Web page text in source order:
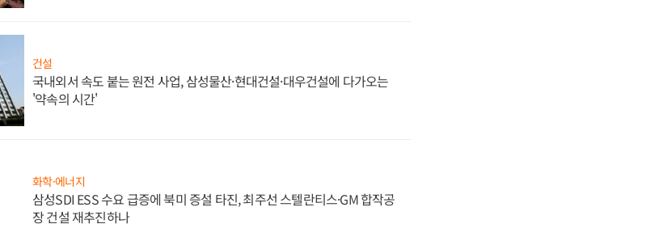
건설
국내외서 속도 붙는 원전 사업, 삼성물산·현대건설·대우건설에 다가오는
'약속의 시간'
화학·에너지
삼성SDI ESS 수요 급증에 북미 증설 타진, 최주선 스텔란티스·GM 합작공
장 건설 재추진하나